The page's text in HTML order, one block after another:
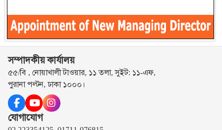
সম্পাদকীয় কার্যালয়
৫৫/বি , নোয়াখালী টাওয়ার, ১১ তলা, সুইট: ১১-এফ,
পুরানা পল্টন, ঢাকা ১০০০।
যোগাযোগ